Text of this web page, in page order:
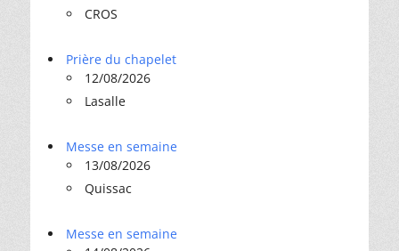
CROS
Prière du chapelet
12/08/2026
Lasalle
Messe en semaine
13/08/2026
Quissac
Messe en semaine